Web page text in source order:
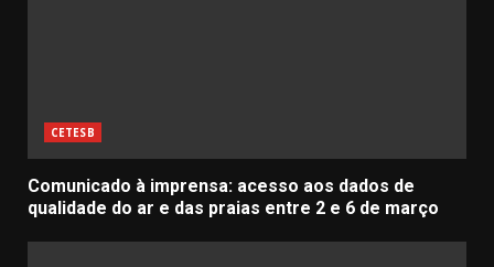
CETESB
Comunicado à imprensa: acesso aos dados de
qualidade do ar e das praias entre 2 e 6 de março